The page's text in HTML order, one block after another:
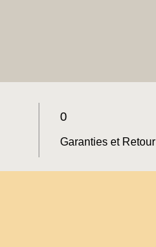
0
Garanties et Retour